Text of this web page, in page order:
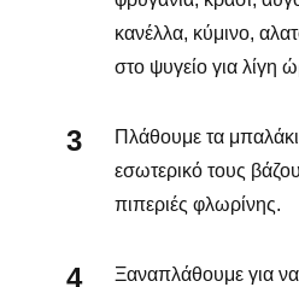
κανέλλα, κύμινο,
στο ψυγείο για λίγη
Πλάθουμε τα
εσωτερικό τους
πιπεριές φλωρίνης.
Ξαναπλάθουμε για να